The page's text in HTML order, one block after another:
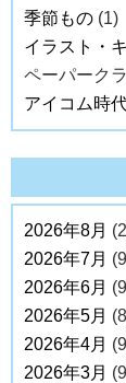
季節もの (1)
イラスト・
ペーパーク
アイコム時
2026年8月
2026年7月
2026年6月
2026年5月
2026年4月
2026年3月